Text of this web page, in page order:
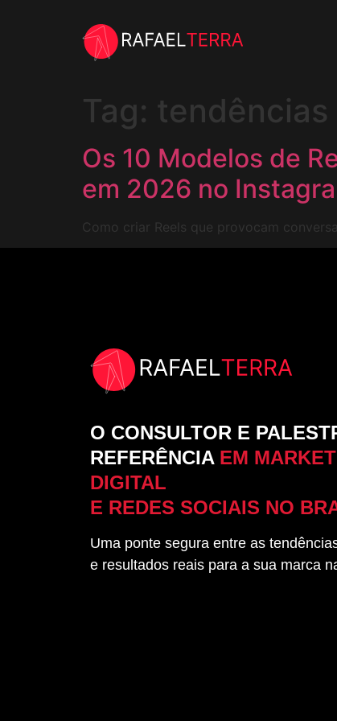
Tag:
Os 10 Modelos de
em 2026 no
Como criar Reels que provocam
O CONSULTOR E
REFERÊNCIA EM
DIGITAL
E REDES SOCIAIS NO
Uma ponte segura entre as
e resultados reais para a sua marca